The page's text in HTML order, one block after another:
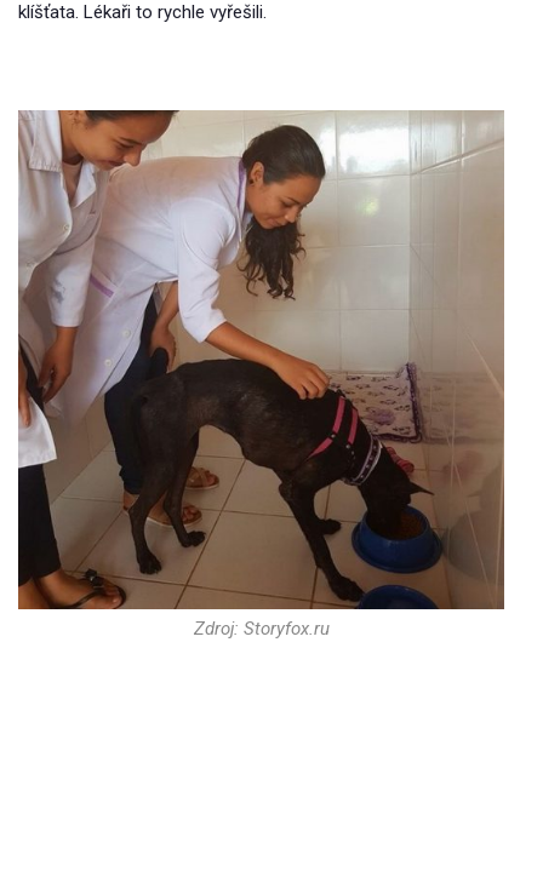
klíšťata. Lékaři to rychle vyřešili.
Zdroj: Storyfox.ru